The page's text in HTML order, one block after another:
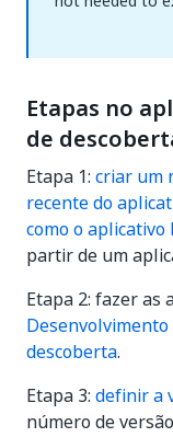
Etapas no
de
Etapa 1: criar um
recente do
como o aplicativo
partir de um
Etapa 2: fazer as
descoberta.
Etapa 3: definir a
número de